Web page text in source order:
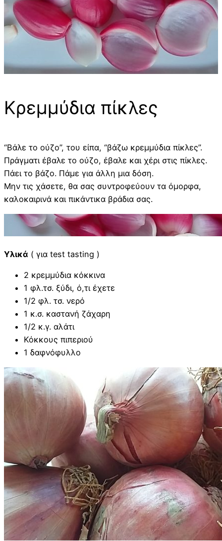
Κρεμμύδια πίκλες
“Βάλε το ούζο”, του είπα, “βάζω κρεμμύδια πίκλες”.
Πράγματι έβαλε το ούζο, έβαλε και χέρι στις πίκλες.
Πάει το βάζο. Πάμε για άλλη μια δόση.
Μην τις χάσετε, θα σας συντροφεύουν τα όμορφα,
καλοκαιρινά και πικάντικα βράδια σας.
Υλικά ( για test tasting )
2 κρεμμύδια κόκκινα
1 φλ.τσ. ξύδι, ό,τι έχετε
1/2 φλ. τσ. νερό
1 κ.σ. καστανή ζάχαρη
1/2 κ.γ. αλάτι
Κόκκους πιπεριού
1 δαφνόφυλλο